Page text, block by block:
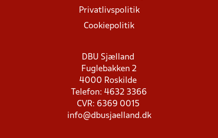
Privatlivspolitik
Cookiepolitik
DBU Sjælland
Fuglebakken 2
4000 Roskilde
Telefon: 4632 3366
CVR: 6369 0015
info@dbusjaelland.dk